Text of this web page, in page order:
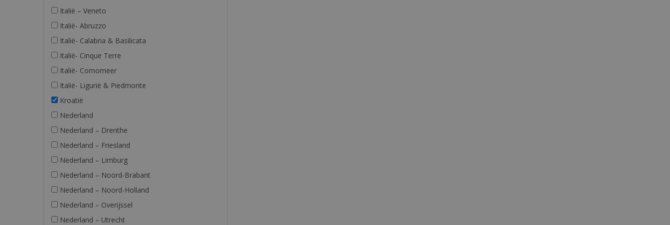
Italië – Veneto
Italië- Abruzzo
Italië- Calabria & Basilicata
Italië- Cinque Terre
Italië- Comomeer
Italië- Ligurië & Piedmonte
Kroatië
Nederland
Nederland – Drenthe
Nederland – Friesland
Nederland – Limburg
Nederland – Noord-Brabant
Nederland – Noord-Holland
Nederland – Overijssel
Nederland – Utrecht